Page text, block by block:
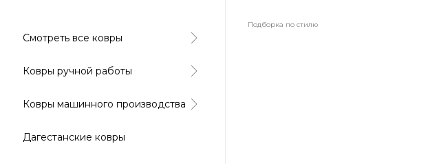
Смотреть все ковры
Ковры ручной работы
Ковры машинного производства
Дагестанские ковры
Подборка по стилю